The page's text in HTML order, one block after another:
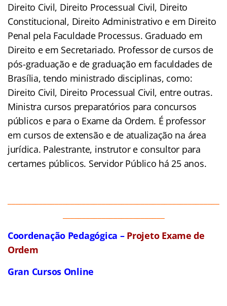
Direito Civil, Direito Processual Civil, Direito
Constitucional, Direito Administrativo e em Direito
Penal pela Faculdade Processus. Graduado em
Direito e em Secretariado. Professor de cursos de
pós-graduação e de graduação em faculdades de
Brasília, tendo ministrado disciplinas, como:
Direito Civil, Direito Processual Civil, entre outras.
Ministra cursos preparatórios para concursos
públicos e para o Exame da Ordem. É professor
em cursos de extensão e de atualização na área
jurídica. Palestrante, instrutor e consultor para
certames públicos. Servidor Público há 25 anos.
Coordenação Pedagógica – Projeto Exame de
Ordem
Gran Cursos Online